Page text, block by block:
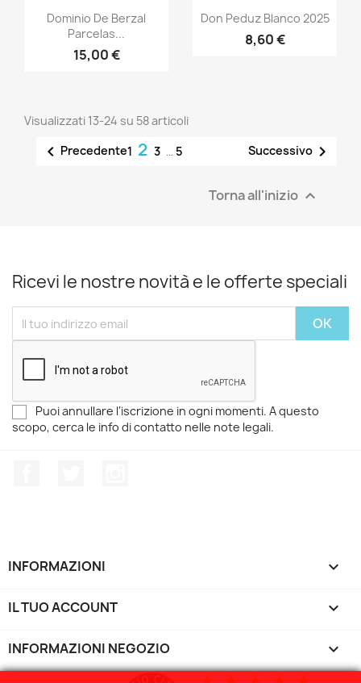
Anteprima
Dominio De Berzal
Parcelas...
15,00 €
Anteprima
Don Peduz Blanco 2025
8,60 €
Visualizzati 13-24 su 58 articoli
 Precedente1 2 3 … 5 Successivo 
Torna all'inizio 
Ricevi le nostre novità e le offerte speciali
Puoi annullare l'iscrizione in ogni momenti. A questo
scopo, cerca le info di contatto nelle note legali.
INFORMAZIONI 
IL TUO ACCOUNT 
INFORMAZIONI NEGOZIO keyboard_arrow_down